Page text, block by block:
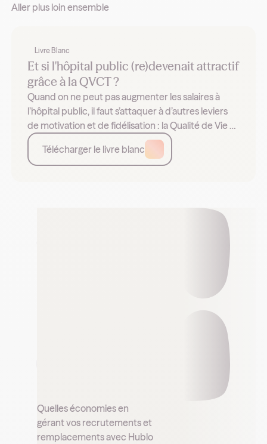
Aller plus loin ensemble
Livre Blanc
Et si l'hôpital public (re)devenait attractif
grâce à la QVCT ?
Quand on ne peut pas augmenter les salaires à
l’hôpital public, il faut s’attaquer à d’autres leviers
de motivation et de fidélisation : la Qualité de Vie et
les Conditions de Travail (QVCT). Exemples et
leviers.
Télécharger le livre blanc
Quelles économies en
gérant vos recrutements et
remplacements avec Hublo